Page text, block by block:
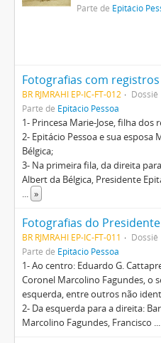
Parte de Epitácio
BR RJMRAHI EP-IC-FT-012 Dossiê
Parte de Epitácio Pessoa
1- Princesa Marie-Jose, filha dos
2- Epitácio Pessoa e sua esposa
Bélgica;
3- Na primeira fila, da direita
Albert da Bélgica, Presidente
... »
BR RJMRAHI EP-IC-FT-011 Dossiê
Parte de Epitácio Pessoa
1- Ao centro: Eduardo G.
Coronel Marcolino Fagundes, o
esquerda, entre outros não
2- Da esquerda para a direita:
Marcolino Fagundes, Francisco ...